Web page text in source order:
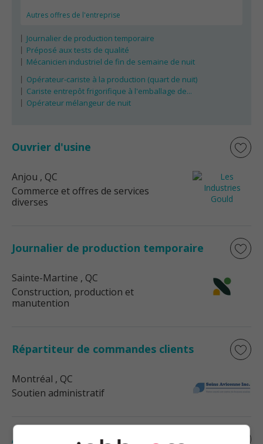
Autres offres de l'entreprise
Journalier de production temporaire
Préposé aux tests de qualité
Mécanicien industriel de fin de semaine de nuit
Opérateur-cariste à la production (quart de nuit)
Cariste entrepôt frigorifique à l'emballage de...
Opérateur mélangeur de nuit
Ouvrier d'usine
Anjou , QC
Commerce et offres de services
diverses
Journalier de production temporaire
Sainte-Martine , QC
Construction, production et
manutention
Répartiteur de commandes clients
Montréal , QC
Soutien administratif
Auditeur de nuit 24.37$ / h 2 nuits, 3 jours